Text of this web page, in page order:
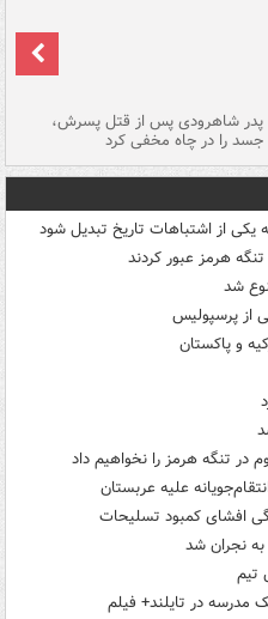
پدر شاهرودی پس از قتل پسرش،
جسد را در چاه مخفی کرد
از اشتباهات تاریخ تبدیل شود
شد
از پرسپولیس
و پاکستان
تنگه هرمز را نخواهیم داد
علیه عربستان
افشای کمبود تسلیحات
نجران شد
تیم